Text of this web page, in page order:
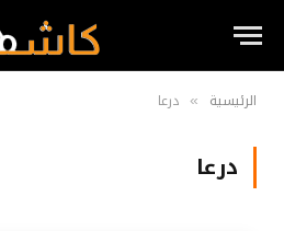
الرئيسية » درعا
درعا